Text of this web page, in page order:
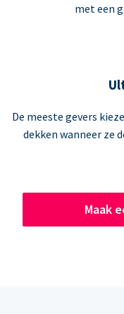
met een
De meeste gevers
dekken wanneer ze
Maak